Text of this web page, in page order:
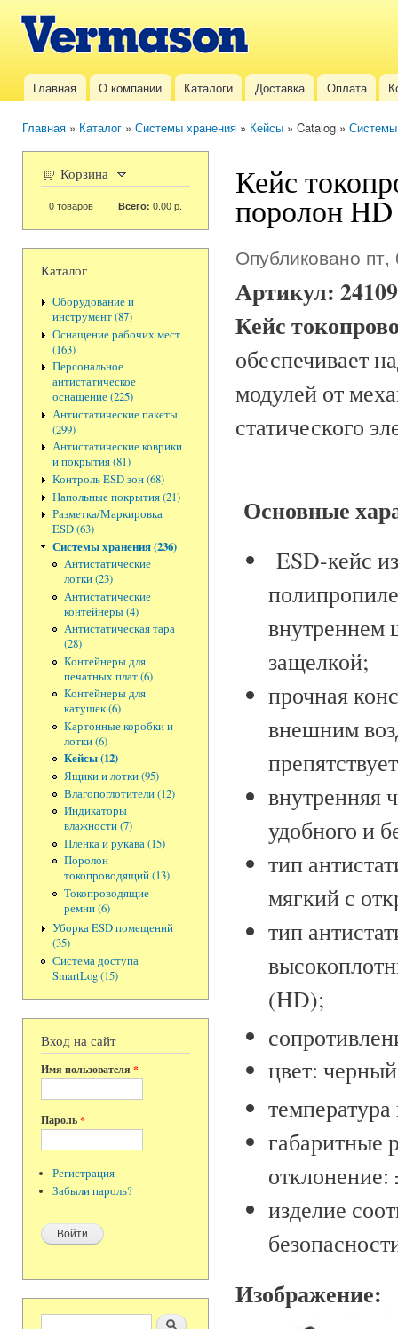
Vermason.ru
Главное меню
Главная О компании Каталоги Доставка Оплата
Главная » Каталог » Системы хранения » Кейсы » Catalog »
Корзина
0товаров Всего: 0.00 р.
Каталог
Оборудование и
инструмент (87)
Оснащение рабочих мест
(163)
Персональное
антистатическое
оснащение (225)
Антистатические пакеты
(299)
Антистатические коврики
и покрытия (81)
Контроль ESD зон (68)
Напольные покрытия (21)
Разметка/Маркировка
ESD (63)
Системы хранения (236)
Антистатические
лотки (23)
Антистатические
контейнеры (4)
Антистатическая тара
(28)
Контейнеры для
печатных плат (6)
Контейнеры для
катушек (6)
Картонные коробки и
лотки (6)
Кейсы (12)
Ящики и лотки (95)
Влагопоглотители (12)
Индикаторы
влажности (7)
Пленка и рукава (15)
Поролон
токопроводящий (13)
Токопроводящие
ремни (6)
Уборка ESD помещений
(35)
Система доступа
SmartLog (15)
Вход на сайт
Имя пользователя *
Пароль*
Регистрация
Забыли пароль?
Форма поиска Поиск
Кейс
поролон
Опубликовано
Артикул:
Кейс
обеспечивает
модулей от
статического
Основные
ESD-кейс
защелкой;
прочная
внешним
внутренняя
удобного и
тип
мягкий с
тип
(HD);
цвет:
габаритные
изделие
Изображение: